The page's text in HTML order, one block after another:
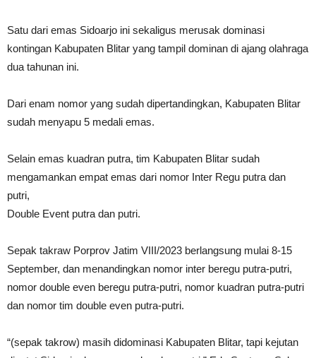
Satu dari emas Sidoarjo ini sekaligus merusak dominasi
kontingan Kabupaten Blitar yang tampil dominan di ajang olahraga
dua tahunan ini.
Dari enam nomor yang sudah dipertandingkan, Kabupaten Blitar
sudah menyapu 5 medali emas.
Selain emas kuadran putra, tim Kabupaten Blitar sudah
mengamankan empat emas dari nomor Inter Regu putra dan
putri,
Double Event putra dan putri.
Sepak takraw Porprov Jatim VIII/2023 berlangsung mulai 8-15
September, dan menandingkan nomor inter beregu putra-putri,
nomor double even beregu putra-putri, nomor kuadran putra-putri
dan nomor tim double even putra-putri.
“(sepak takrow) masih didominasi Kabupaten Blitar, tapi kejutan